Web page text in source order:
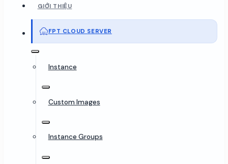
GIỚI THIỆU
FPT CLOUD SERVER
Instance
Custom Images
Instance Groups